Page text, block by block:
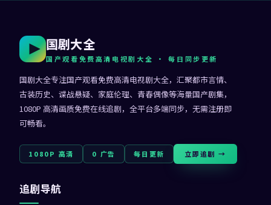
国剧大全
国产观看免费高清电视剧大全 · 每日同步更新
国剧大全专注国产观看免费高清电视剧大全，汇聚都市言情、
古装历史、谍战悬疑、家庭伦理、青春偶像等海量国产剧集，
1080P 高清画质免费在线追剧，全平台多端同步，无需注册即
可畅看。
1080P 高清 0 广告 每日更新 立即追剧 →
追剧导航